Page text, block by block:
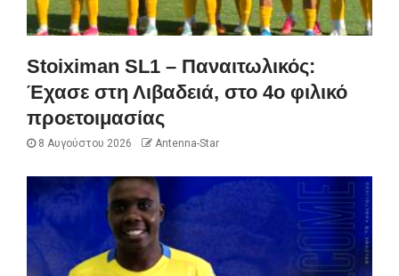
Stoiximan SL1 – Παναιτωλικός:
Έχασε στη Λιβαδειά, στο 4ο φιλικό
προετοιμασίας
8 Αυγούστου 2026 Antenna-Star